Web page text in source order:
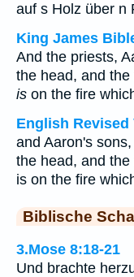
auf s Holz über n
King James
And the priests,
the head, and
is on the fire
English Revised
and Aaron's
the head, and
is on the fire
Biblische
3.Mose 8:18-21
Und brachte